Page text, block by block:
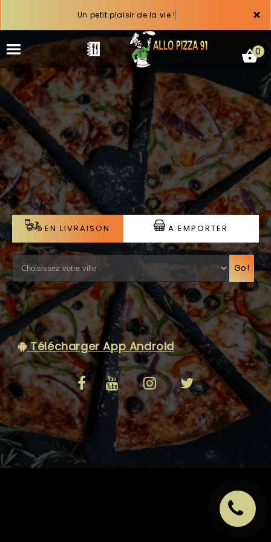
×
Un petit plaisir de la vie !
ACCUEIL
LA CARTE
VOTRE COMPTE
NOTRE RESTAURANT
VOS AVIS
MENTIONS LÉGALES
C.G.V
0
EN LIVRAISON A EMPORTER
Go!
Télécharger App Android